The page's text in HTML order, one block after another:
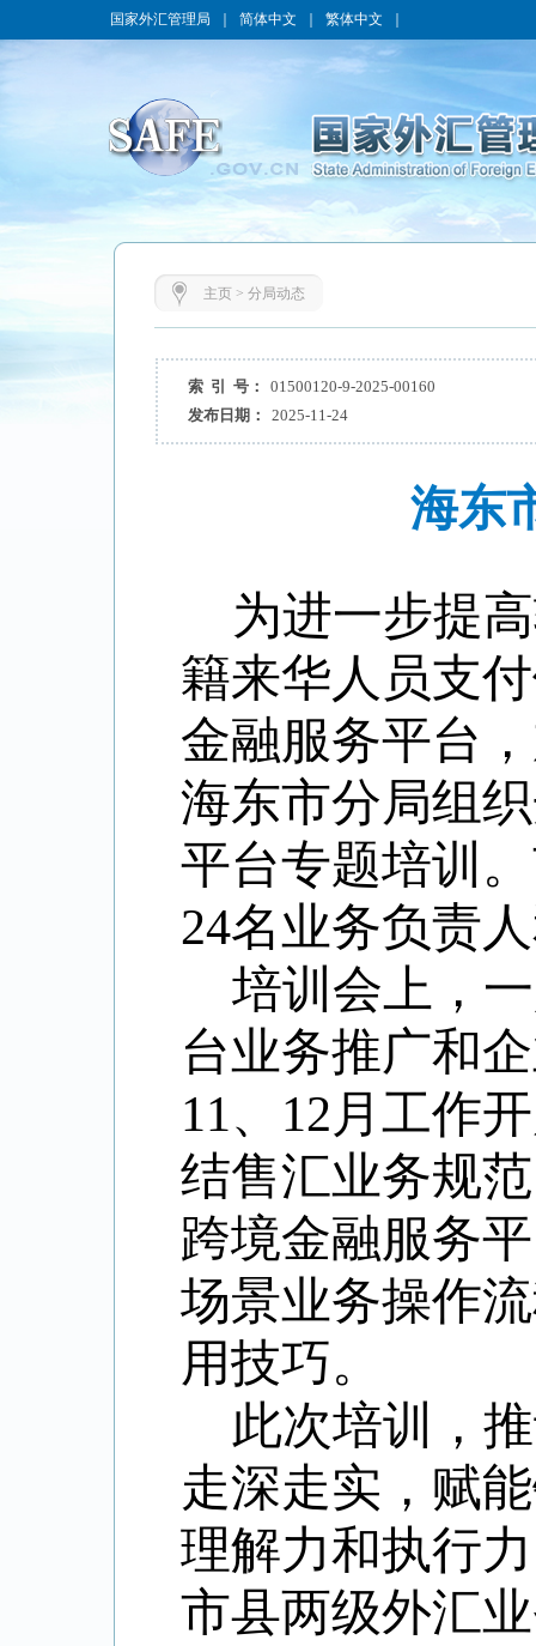
国家外汇管理局 简体中文 繁体中文
主页> 分局动态
索 引 号：
01500120-9-2025-00160
发布日期：
2025-11-24
海东
为进一步提高
籍来华人员支
金融服务平台
海东市分局组
平台专题培训
24名业务负责
培训会上，
台业务推广和
11、12月工作
结售汇业务规
跨境金融服务
场景业务操作
用技巧。
此次培训
，
走深走实，赋
理解力和执行力
市县两级外汇